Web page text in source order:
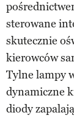
sterowane
skutecznie
kierowców
Tylne lampy
dynamiczne
diody